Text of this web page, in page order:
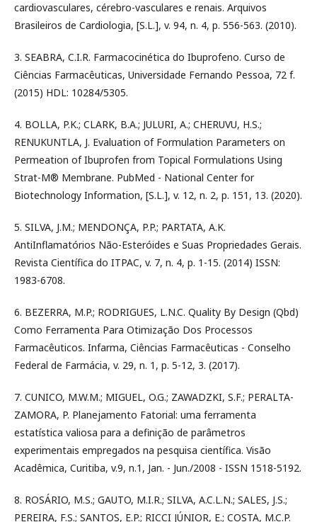
cardiovasculares, cérebro-vasculares e renais. Arquivos
Brasileiros de Cardiologia, [S.L.], v. 94, n. 4, p. 556-563. (2010).
3. SEABRA, C.I.R. Farmacocinética do Ibuprofeno. Curso de
Ciências Farmacêuticas, Universidade Fernando Pessoa, 72 f.
(2015) HDL: 10284/5305.
4. BOLLA, P.K.; CLARK, B.A.; JULURI, A.; CHERUVU, H.S.;
RENUKUNTLA, J. Evaluation of Formulation Parameters on
Permeation of Ibuprofen from Topical Formulations Using
Strat-M® Membrane. PubMed - National Center for
Biotechnology Information, [S.L.], v. 12, n. 2, p. 151, 13. (2020).
5. SILVA, J.M.; MENDONÇA, P.P.; PARTATA, A.K.
AntiInflamatórios Não-Esteróides e Suas Propriedades Gerais.
Revista Científica do ITPAC, v. 7, n. 4, p. 1-15. (2014) ISSN:
1983-6708.
6. BEZERRA, M.P.; RODRIGUES, L.N.C. Quality By Design (Qbd)
Como Ferramenta Para Otimização Dos Processos
Farmacêuticos. Infarma, Ciências Farmacêuticas - Conselho
Federal de Farmácia, v. 29, n. 1, p. 5-12, 3. (2017).
7. CUNICO, M.W.M.; MIGUEL, O.G.; ZAWADZKI, S.F.; PERALTA-
ZAMORA, P. Planejamento Fatorial: uma ferramenta
estatística valiosa para a definição de parâmetros
experimentais empregados na pesquisa científica. Visão
Acadêmica, Curitiba, v.9, n.1, Jan. - Jun./2008 - ISSN 1518-5192.
8. ROSÁRIO, M.S.; GAUTO, M.I.R.; SILVA, A.C.L.N.; SALES, J.S.;
PEREIRA, F.S.; SANTOS, E.P.; RICCI JÚNIOR, E.; COSTA, M.C.P.